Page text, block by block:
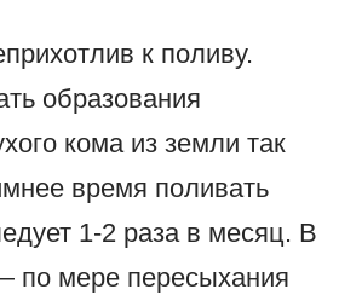
к поливу.
образования
кома из земли так
время поливать
1-2 раза в месяц. В
по мере пересыхания